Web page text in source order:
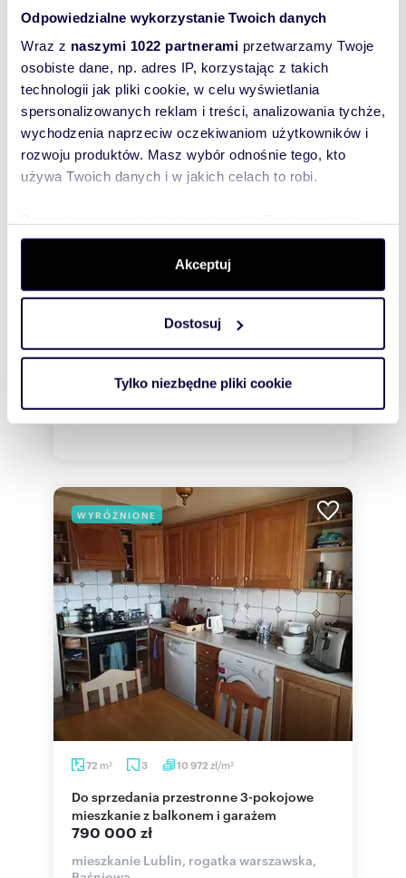
Odpowiedzialne wykorzystanie Twoich danych
Wraz z naszymi 1022 partnerami przetwarzamy Twoje
osobiste dane, np. adres IP, korzystając z takich
technologii jak pliki cookie, w celu wyświetlania
spersonalizowanych reklam i treści, analizowania tychże,
wychodzenia naprzeciw oczekiwaniom użytkowników i
rozwoju produktów. Masz wybór odnośnie tego, kto
używa Twoich danych i w jakich celach to robi.
dane są przetwarzane oraz ustaw własne preferencje w
. W Deklaracji plików cookie możesz
zmienić lub wycofać swoją zgodę w dowolnej chwili.
Wykorzystujemy pliki cookie do spersonalizowania treści
i reklam, aby oferować funkcje społecznościowe i
korzystasz z naszej witryny, udostępniamy partnerom
Akceptuj
Dostosuj
Tylko niezbędne pliki cookie
Konstantynów
mieszkanie Lublin, Konstantynów,
Pielęgniarek
Szukasz miejsca, które od progu daje poczucie
do zaoferowania wyjątkowe, 4-pokojowe m...
WYRÓŻNIONE
72 m2 3 10 972 zł/m2
Do sprzedania przestronne 3-pokojowe
mieszkanie z balkonem i garażem
790 000 zł
mieszkanie Lublin, rogatka warszawska,